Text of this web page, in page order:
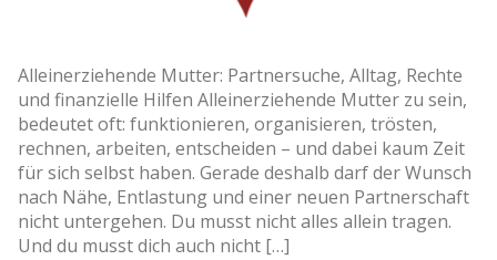
Alleinerziehende Mutter: Partnersuche, Alltag, Rechte
und finanzielle Hilfen Alleinerziehende Mutter zu sein,
bedeutet oft: funktionieren, organisieren, trösten,
rechnen, arbeiten, entscheiden – und dabei kaum Zeit
für sich selbst haben. Gerade deshalb darf der Wunsch
nach Nähe, Entlastung und einer neuen Partnerschaft
nicht untergehen. Du musst nicht alles allein tragen.
Und du musst dich auch nicht […]